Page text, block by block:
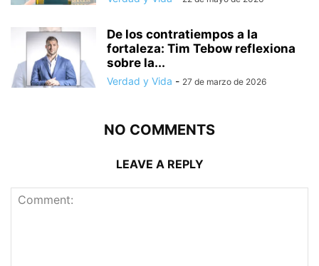
De los contratiempos a la
fortaleza: Tim Tebow reflexiona
sobre la...
Verdad y Vida - 27 de marzo de 2026
NO COMMENTS
LEAVE A REPLY